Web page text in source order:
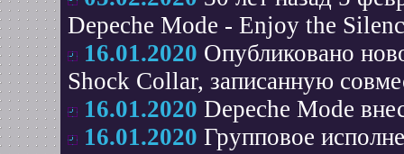
Depeche Mode - Enjoy the
16.01.2020 Опубликовано
Shock Collar, записанную
16.01.2020 Depeche Mode
16.01.2020 Групповое